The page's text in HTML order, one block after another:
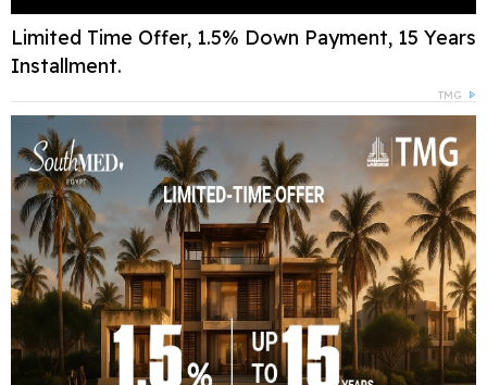
Limited Time Offer, 1.5% Down Payment, 15 Years
Installment.
TMG